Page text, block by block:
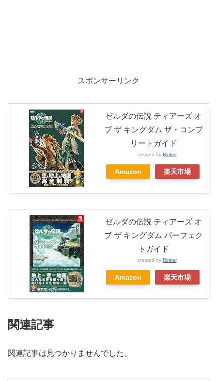
スポンサーリンク
ゼルダの伝説 ティアーズ オ
ブ ザ キングダム ザ・コンプ
リートガイド
created by Rinker
Amazon 楽天市場
ゼルダの伝説 ティアーズ オ
ブ ザ キングダム パーフェク
トガイド
created by Rinker
Amazon 楽天市場
関連記事
関連記事は見つかりませんでした。